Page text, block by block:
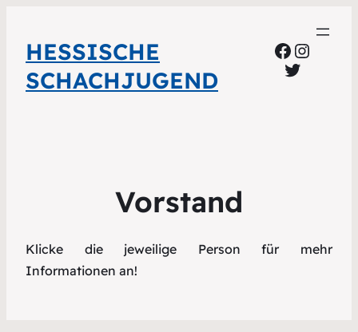
HESSISCHE
SCHACHJUGEND
Twitter
Vorstand
Klicke die jeweilige Person für mehr
Informationen an!